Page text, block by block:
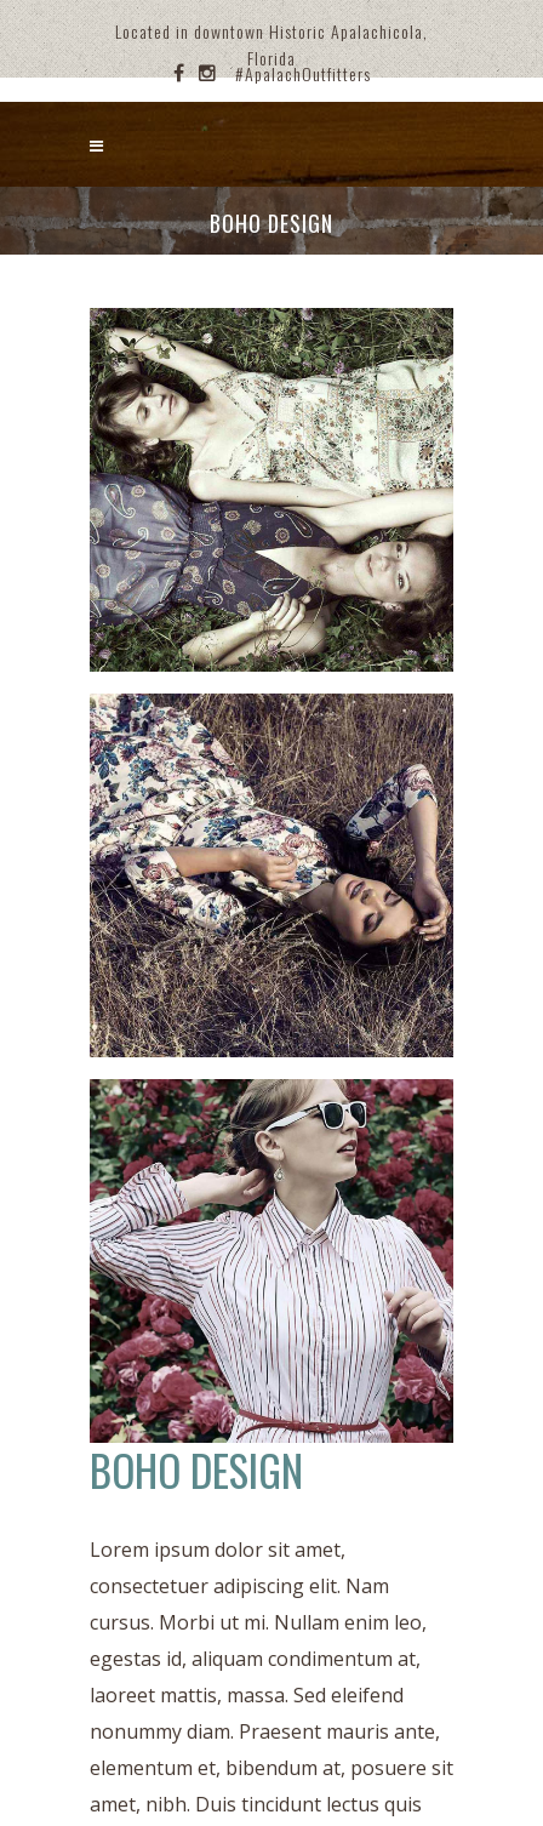
Located in downtown Historic Apalachicola,
Florida
#ApalachOutfitters
BOHO DESIGN
BOHO DESIGN
Lorem ipsum dolor sit amet,
consectetuer adipiscing elit. Nam
cursus. Morbi ut mi. Nullam enim leo,
egestas id, aliquam condimentum at,
laoreet mattis, massa. Sed eleifend
nonummy diam. Praesent mauris ante,
elementum et, bibendum at, posuere sit
amet, nibh. Duis tincidunt lectus quis